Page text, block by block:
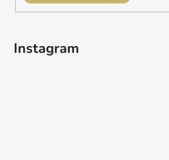
Instagram